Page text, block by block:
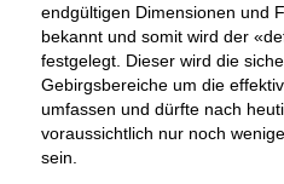
endgültigen Dimensionen und
bekannt und somit wird der
festgelegt. Dieser wird die
Gebirgsbereiche um die
umfassen und dürfte nach
voraussichtlich nur noch
sein.